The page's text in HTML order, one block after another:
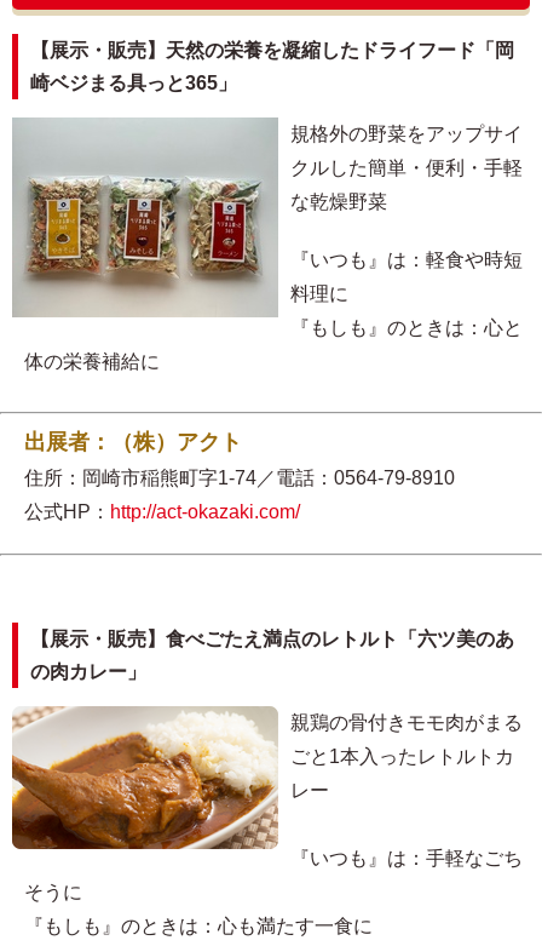
【展示・販売】天然の栄養を凝縮したドライフード「岡
崎ベジまる具っと365」
規格外の野菜をアップサイ
クルした簡単・便利・手軽
な乾燥野菜
『いつも』は：軽食や時短
料理に
『もしも』のときは：心と
体の栄養補給に
出展者：（株）アクト
住所：岡崎市稲熊町字1-74／電話：0564-79-8910
公式HP： http://act-okazaki.com/
【展示・販売】食べごたえ満点のレトルト「六ツ美のあ
の肉カレー」
親鶏の骨付きモモ肉がまる
ごと1本入ったレトルトカ
レー
『いつも』は：手軽なごち
そうに
『もしも』のときは：心も満たす一食に